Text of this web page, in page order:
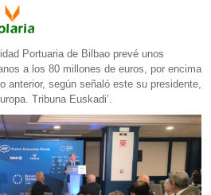
Portuaria de Bilbao prevé unos
a los 80 millones de euros, por encima
anterior, según señaló este su presidente,
Tribuna Euskadi’.